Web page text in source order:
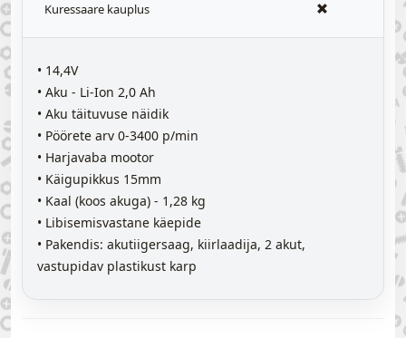
Kuressaare kauplus
• 14,4V
• Aku - Li-Ion 2,0 Ah
• Aku täituvuse näidik
• Pöörete arv 0-3400 p/min
• Harjavaba mootor
• Käigupikkus 15mm
• Kaal (koos akuga) - 1,28 kg
• Libisemisvastane käepide
• Pakendis: akutiigersaag, kiirlaadija, 2 akut,
vastupidav plastikust karp